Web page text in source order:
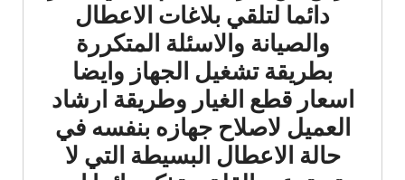
دائما لتلقي بلاغات الاعطال
والصيانة والاسئلة المتكررة
بطريقة تشغيل الجهاز وايضا
اسعار قطع الغيار وطريقة ارشاد
العميل لاصلاح جهازه بنفسه في
حالة الاعطال البسيطة التي لا